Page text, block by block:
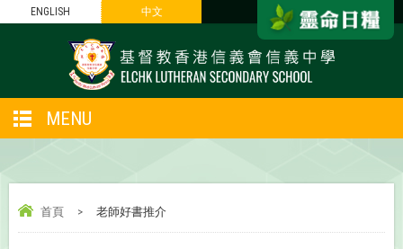
ENGLISH 中文
MENU
首頁 > 老師好書推介